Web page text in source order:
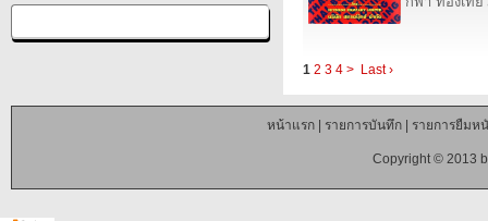
1 2 3 4 > Last ›
หน้าแรก| รายการบันทึก| รายการยืมห
Copyright © 2013